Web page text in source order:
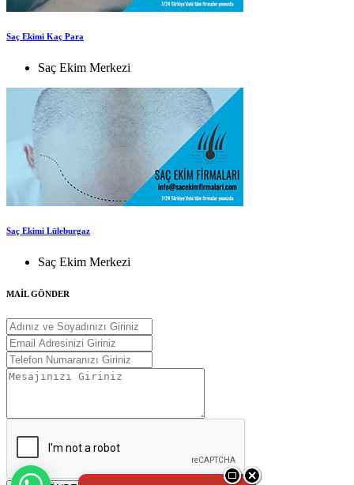
Saç Ekimi Kaç Para
Saç Ekim Merkezi
Saç Ekimi Lüleburgaz
Saç Ekim Merkezi
MAİL GÖNDER